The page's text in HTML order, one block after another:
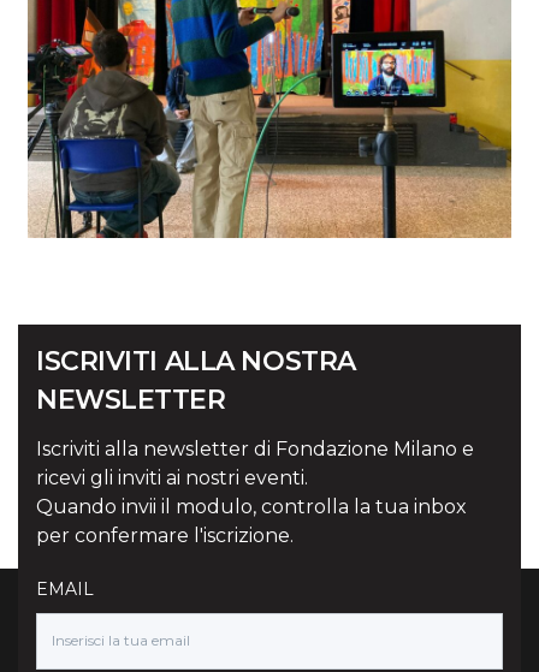
ISCRIVITI ALLA NOSTRA
NEWSLETTER
Iscriviti alla newsletter di Fondazione Milano e
ricevi gli inviti ai nostri eventi.
Quando invii il modulo, controlla la tua inbox
per confermare l'iscrizione.
EMAIL